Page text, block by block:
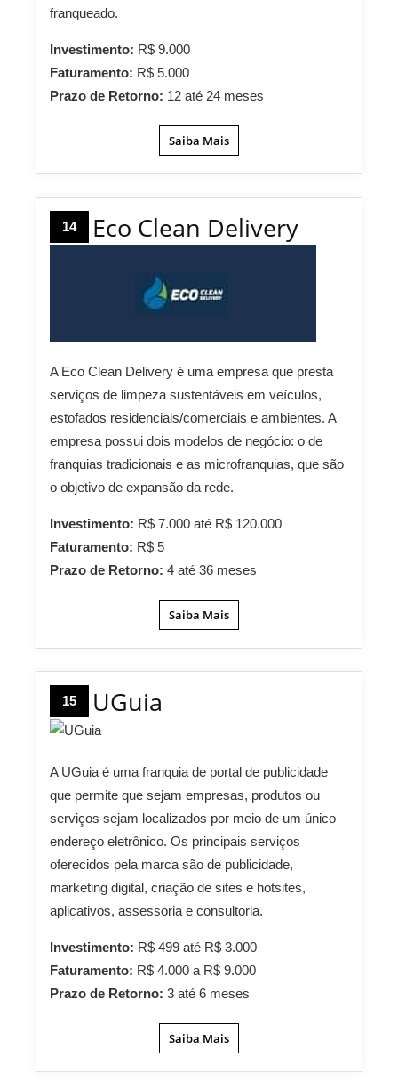
franqueado.
Investimento: R$ 9.000
Faturamento: R$ 5.000
Prazo de Retorno: 12 até 24 meses
Saiba Mais
14 Eco Clean Delivery
A Eco Clean Delivery é uma empresa que presta
serviços de limpeza sustentáveis em veículos,
estofados residenciais/comerciais e ambientes. A
empresa possui dois modelos de negócio: o de
franquias tradicionais e as microfranquias, que são
o objetivo de expansão da rede.
Investimento: R$ 7.000 até R$ 120.000
Faturamento: R$ 5
Prazo de Retorno: 4 até 36 meses
Saiba Mais
15 UGuia
A UGuia é uma franquia de portal de publicidade
que permite que sejam empresas, produtos ou
serviços sejam localizados por meio de um único
endereço eletrônico. Os principais serviços
oferecidos pela marca são de publicidade,
marketing digital, criação de sites e hotsites,
aplicativos, assessoria e consultoria.
Investimento: R$ 499 até R$ 3.000
Faturamento: R$ 4.000 a R$ 9.000
Prazo de Retorno: 3 até 6 meses
Saiba Mais